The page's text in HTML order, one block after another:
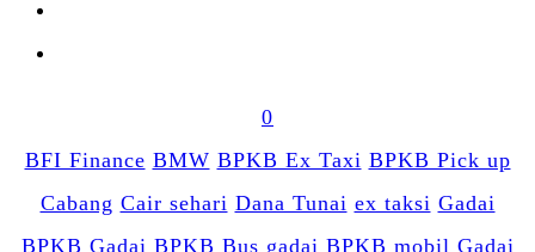
0
BFI Finance BMW BPKB Ex Taxi BPKB Pick up
Cabang Cair sehari Dana Tunai ex taksi Gadai
BPKB Gadai BPKB Bus gadai BPKB mobil Gadai